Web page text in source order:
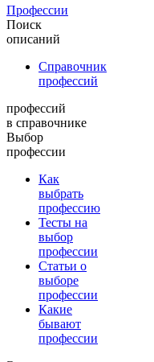
Профессии
Поиск
описаний
Справочник
профессий
профессий
в справочнике
Выбор
профессии
Как
выбрать
профессию
Тесты на
выбор
профессии
Статьи о
выборе
профессии
Какие
бывают
профессии